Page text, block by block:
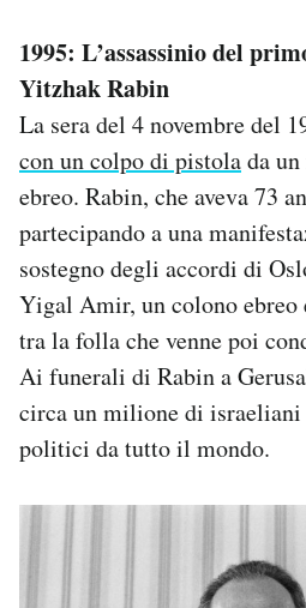
1995: L’assassinio del
Yitzhak Rabin
La sera del 4 novembre del
con un colpo di pistolada
ebreo. Rabin, che aveva 73
partecipando a una
sostegno degli accordi di
Yigal Amir, un colono ebreo
tra la folla che venne poi
Ai funerali di Rabin a
circa un milione di
politici da tutto il mondo.